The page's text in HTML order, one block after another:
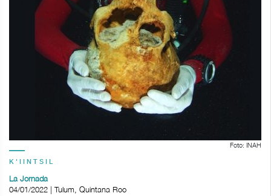
Foto: INAH
K'IINTSIL
La Jornada
04/01/2022 | Tulum, Quintana Roo